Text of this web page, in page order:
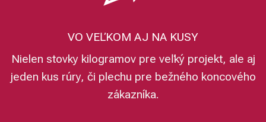
VO VEĽKOM AJ NA KUSY
Nielen stovky kilogramov pre veľký projekt, ale aj
jeden kus rúry, či plechu pre bežného koncového
zákazníka.